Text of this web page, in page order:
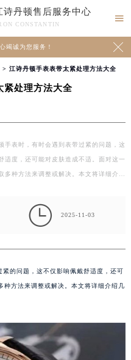
诗丹顿售后服务中心
CONSTANTIN

竭诚为您服务！ 
> 江诗丹顿手表表带太紧处理方法大全
紧处理方法大全
手表时，有时会遇到表带过紧的问题，这
适度，还可能对皮肤造成不适。面对这一
多种方法来调整或解决。本文将详细介
 2025-11-03
的问题，这不仅影响佩戴舒适度，还可
种方法来调整或解决。本文将详细介绍几